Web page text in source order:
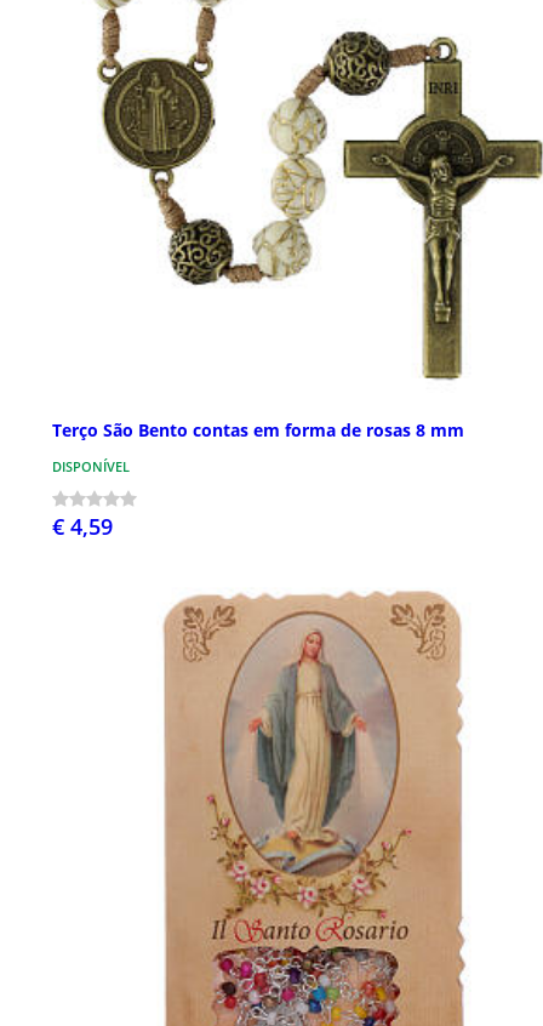
Terço São Bento contas em forma de rosas 8 mm
DISPONÍVEL
€ 4,59